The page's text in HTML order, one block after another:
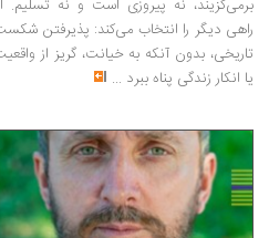
برمی‌گزیند، نه پیروزی است و نه تسلیم.
راهی دیگر را انتخاب می‌کند: پذیرفتن
تاریخی، بدون آنکه به خیانت، گریز از
یا انکار زندگی پناه ببرد ...